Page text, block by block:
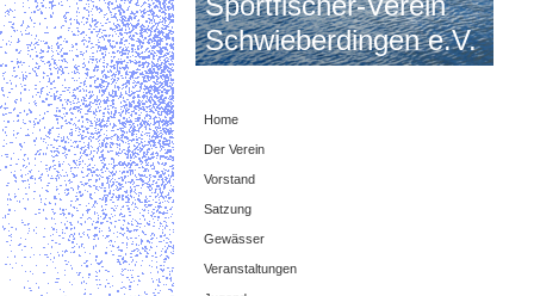
Schwieberdingen e.V.
Home
Der Verein
Vorstand
Satzung
Gewässer
Veranstaltungen